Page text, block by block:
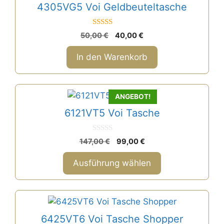
4305VG5 Voi Geldbeuteltasche
von 5
50,00€
Ursprünglicher
Preis
war:
50,00 €
40,00€
Preis
ist:
40,00 €.
In den Warenkorb
ANGEBOT!
6121VT5 Voi Tasche
0
v
o
n
5
147,00€
Ursprünglicher
Preis
war:
99,00€Aktueller
Preis
ist:
99,00 €.
Ausführung wählen
Optionen
können
6425VT6 Voi Tasche Shopper